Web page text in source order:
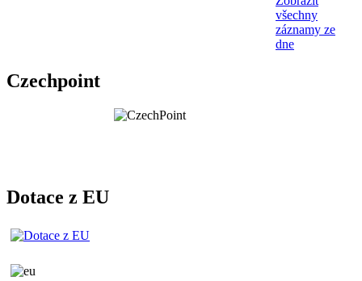
všechny
záznamy ze
dne
Czechpoint
Dotace z EU